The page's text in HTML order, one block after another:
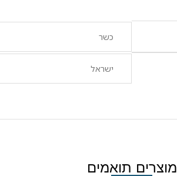
כשר
ישראל
מוצרים תואמים